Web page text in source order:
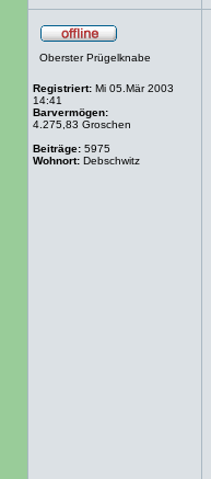
Oberster Prügelknabe
Registriert: Mi 05.Mär 2003
14:41
Barvermögen:
4.275,83 Groschen
Beiträge: 5975
Wohnort: Debschwitz